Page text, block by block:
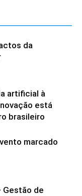
da
artificial à
está
brasileiro
marcado
Gestão de